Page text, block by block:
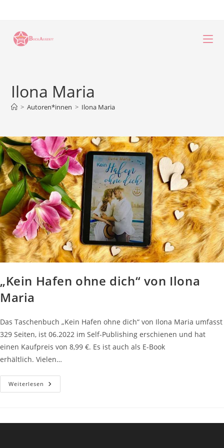
springen
Ilona Maria
> Autoren*innen > Ilona Maria
„Kein Hafen ohne dich“ von Ilona
Maria
Das Taschenbuch „Kein Hafen ohne dich“ von Ilona Maria umfasst
329 Seiten, ist 06.2022 im Self-Publishing erschienen und hat
einen Kaufpreis von 8,99 €. Es ist auch als E-Book
erhältlich. Vielen…
Weiterlesen „Kein
Hafen
Maria